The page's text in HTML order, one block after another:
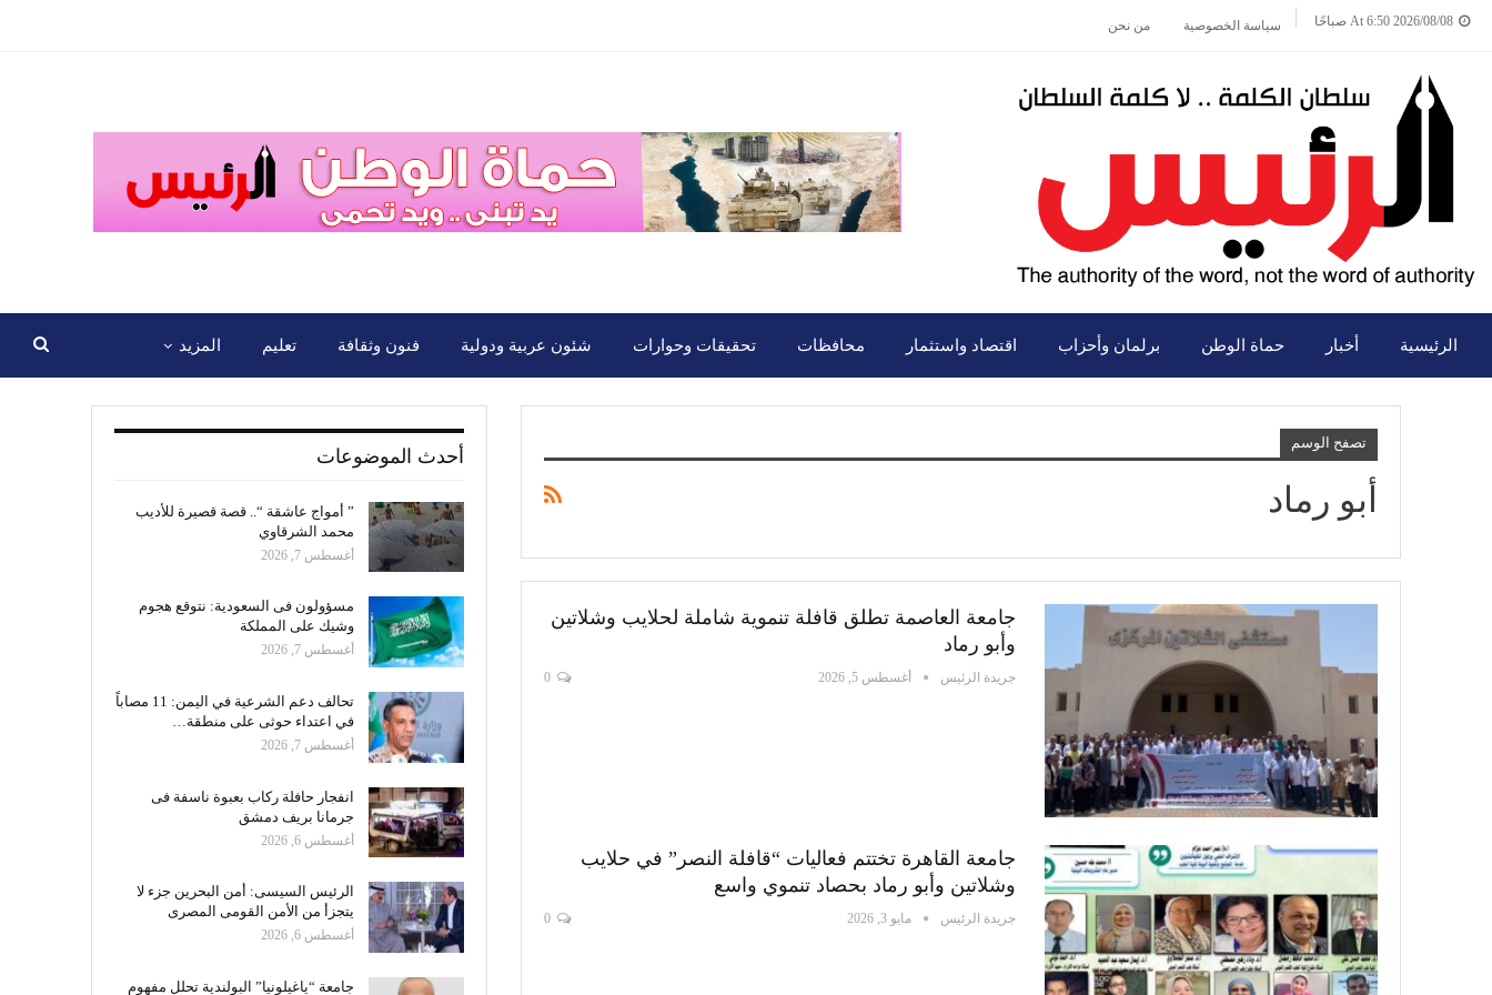
2026/08/08 At 6:50 صباحًا سياسة الخصوصية من نحن
الرئيسية أخبار حماة الوطن برلمان وأحزاب اقتصاد واستثمار محافظات تحقيقات وحوارات شئون عربية ودولية فنون وثقافة تعليم المزيد
تصفح الوسم
أبو رماد
جامعة العاصمة تطلق قافلة تنموية شاملة لحلايب وشلاتين
وأبو رماد
جريدة الرئيس أغسطس 5, 2026
جامعة القاهرة تختتم فعاليات “قافلة النصر” في حلايب
وشلاتين وأبو رماد بحصاد تنموي واسع
جريدة الرئيس مايو 3, 2026
أحدث الموضوعات
” أمواج عاشقة “.. قصة قصيرة للأديب
محمد الشرقاوي
أغسطس 7, 2026
مسؤولون فى السعودية: نتوقع هجوم
وشيك على المملكة
أغسطس 7, 2026
تحالف دعم الشرعية في اليمن: 11 مصاباً
في اعتداء حوثى على منطقة…
أغسطس 7, 2026
انفجار حافلة ركاب بعبوة ناسفة فى
جرمانا بريف دمشق
أغسطس 6, 2026
الرئيس السيسى: أمن البحرين جزء لا
يتجزأ من الأمن القومى المصرى
أغسطس 6, 2026
جامعة “ياغيلونيا” البولندية تحلل مفهوم